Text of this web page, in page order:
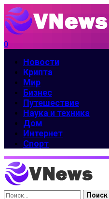
0
Новости
Крипта
Мир
Бизнес
Путешествие
Наука и техника
Дом
Интернет
Спорт
Найти: